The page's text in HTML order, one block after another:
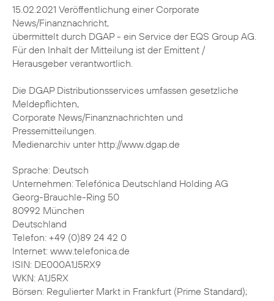
15.02.2021 Veröffentlichung einer Corporate
News/Finanznachricht,
übermittelt durch DGAP - ein Service der EQS Group AG.
Für den Inhalt der Mitteilung ist der Emittent /
Herausgeber verantwortlich.
Die DGAP Distributionsservices umfassen gesetzliche
Meldepflichten,
Corporate News/Finanznachrichten und
Pressemitteilungen.
Medienarchiv unter http://www.dgap.de
Sprache: Deutsch
Unternehmen: Telefónica Deutschland Holding AG
Georg-Brauchle-Ring 50
80992 München
Deutschland
Telefon: +49 (0)89 24 42 0
Internet: www.telefonica.de
ISIN: DE000A1J5RX9
WKN: A1J5RX
Börsen: Regulierter Markt in Frankfurt (Prime Standard);